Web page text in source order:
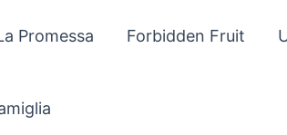
Promessa Forbidden Fruit